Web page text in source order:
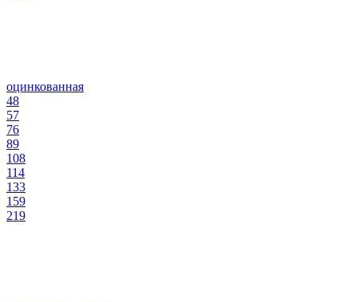
оцинкованная
48
57
76
89
108
114
133
159
219